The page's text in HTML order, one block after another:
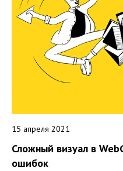
15 апреля 2021
Сложный визуал в
ошибок